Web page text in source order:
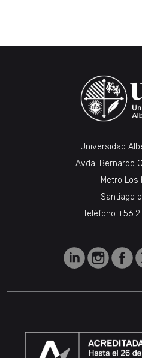
Universidad
Avda. Bernardo
Metro Los
Santiago
Teléfono +56